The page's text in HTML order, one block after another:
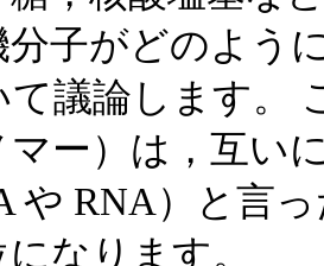
分子がどのよう
て議論します。
マー）は，互い
や RNA）と言
なります。